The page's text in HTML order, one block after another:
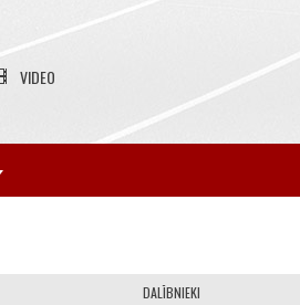
VIDEO
DALĪBNIEKI